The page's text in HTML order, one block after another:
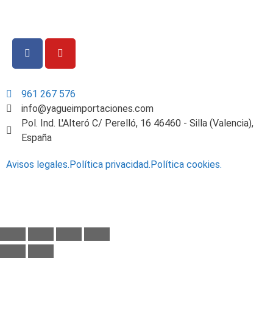
961 267 576
info@yagueimportaciones.com
Pol. Ind. L'Alteró C/ Perelló, 16 46460 - Silla (Valencia),
España
Avisos legales.Política privacidad.Política cookies.